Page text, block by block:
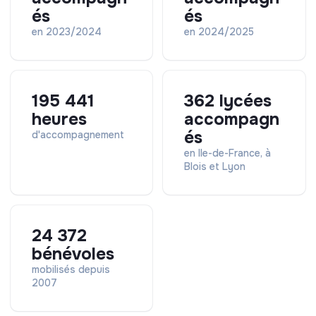
Localisation : Paris (siège de l'association)
Prise de poste : Dès que possible
événements partenaires et mécènes en soirée
Tickets restaurant (valeur faciale 9 €, dont 5,40 €
pris en charge par l'employeur)
Mutuelle 100 % prise en charge par l'employeur
Remboursement à 50 % des transports en commun
sociales et administratives)
és
en 2023/2024
és
en 2024/2025
195 441
heures
d'accompagnement
362 lycées
accompagn
és
en Ile-de-France, à
Blois et Lyon
24 372
bénévoles
mobilisés depuis
2007